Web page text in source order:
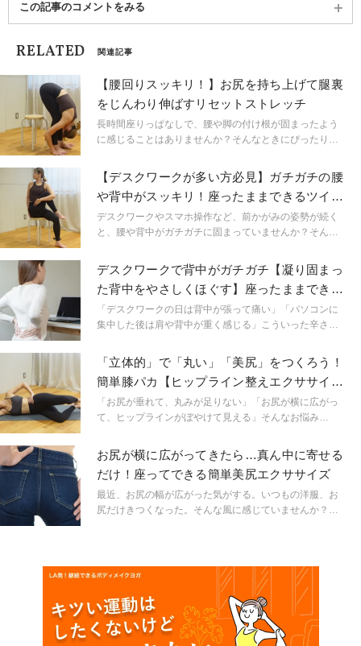
この記事のコメントをみる
RELATED 関連記事
【腰回りスッキリ！】お尻を持ち上げて腿裏
をじんわり伸ばすリセットストレッチ
長時間座りっぱなしで、腰や脚の付け根が固まったよう
に感じることはありませんか？そんなときにぴったりな
す。椅子に浅く座り、上半身を前へ倒して両手を床につ
けたら、お腹と前ももを離さないままお尻を持ち上げ
る、たったこれだけで、腿裏（ハムストリングス）がじ
わっと伸び、腰や骨盤まわりまでスッキリとリセットさ
れます。デスクワークの合間でも簡単にできるので、座
フレッシュにおすすめです。
【デスクワークが多い方必見】ガチガチの腰
や背中がスッキリ！座ったままできるツイス
トストレッチ
デスクワークやスマホ操作など、前かがみの姿勢が続く
と、腰や背中がガチガチに固まっていませんか？そんな
トストレッチです。片膝を胸に引き寄せて腕で抱え、上
半身をツイストするだけで、お尻の奥の筋肉と背骨全体
が心地よく伸び、腰や背中の張りがスッと抜けるのを感
じられます。仕事の合間のリフレッシュにも、腰や股関
節のケアにもぴったりな動きです。
デスクワークで背中がガチガチ【凝り固まっ
た背中をやさしくほぐす】座ったままできる
僧帽筋ほぐしヨガ
「デスクワークの日は背中が張って痛い」「パソコンに
集中した後は肩や背中が重く感じる」こういった辛さに
と感じた時、椅子に座ったまますぐにできるほぐし方法
をご紹介します。
「立体的」で「丸い」「美尻」をつくろう！
簡単膝パカ【ヒップライン整えエクササイ
ズ】
「お尻が垂れて、丸みが足りない」「お尻が横に広がっ
て、ヒップラインがぼやけて見える」そんなお悩み
効果的です。ヒップラインの立体感をつくるには、お尻
の中心部だけでなく、その外側にある筋肉へのアプロー
チが不可欠。今回紹介するのは、寝転がったままでき
て、狙ったところに確実に効かせられる、お尻の横専用
トレーニングです。スクワットやヒップリフトだけでは
お尻が横に広がってきたら…真ん中に寄せる
だけ！座ってできる簡単美尻エクササイズ
最近、お尻の幅が広がった気がする。いつもの洋服、お
尻だけきつくなった。そんな風に感じていませんか？